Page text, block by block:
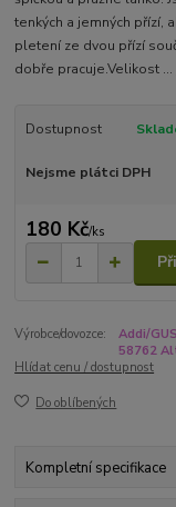
tenkých a jemných přízí,
pletení ze dvou přízí
dobře pracuje.Velikost ...
Dostupnost
Nejsme plátci DPH
180 Kč/ks
Výrobce/dovozce:
Addi/
58762
Hlídat cenu / dostupnost
Do oblíbených
Kompletní specifikace